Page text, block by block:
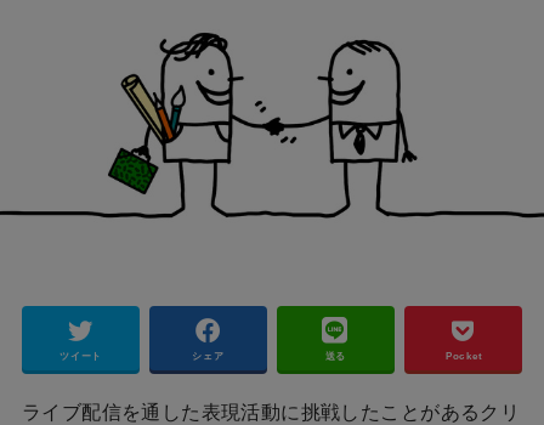
ツイート シェア 送る Pocket
ライブ配信を通した表現活動に挑戦したことがあるクリ